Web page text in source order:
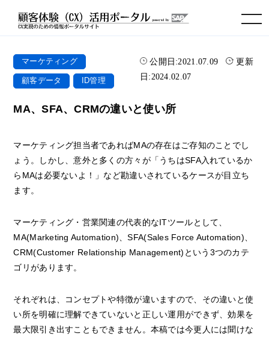
toggle navigation
マーケティング
顧客データ ID管理
公開日:2021.07.09
更新
日:2024.02.07
MA、SFA、CRMの違いと使い所
マーケティング担当者であればMAの存在はご存知のことでし
ょう。しかし、意外と多くの方々が「うちはSFA入れているか
らMAは必要ないよ！」など勘違いされているケースが目立ち
ます。
マーケティング・営業関連の代表的なITツールとして、
MA(Marketing Automation)、SFA(Sales Force Automation)、
CRM(Customer Relationship Management)という3つのカテ
ゴリがあります。
それぞれは、コンセプトや特徴が違いますので、その違いと使
い所を明確に理解できていないと正しい運用ができず、効果を
最大限引き出すこともできません。本稿では今更人には聞けな